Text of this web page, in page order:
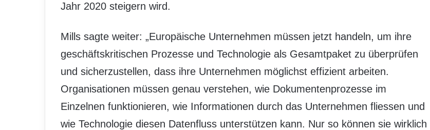
Jahr 2020 steigern wird.
Mills sagte weiter: „Europäische Unternehmen müssen jetzt handeln, um ihre
geschäftskritischen Prozesse und Technologie als Gesamtpaket zu überprüfen
und sicherzustellen, dass ihre Unternehmen möglichst effizient arbeiten.
Organisationen müssen genau verstehen, wie Dokumentenprozesse im
Einzelnen funktionieren, wie Informationen durch das Unternehmen fliessen und
wie Technologie diesen Datenfluss unterstützen kann. Nur so können sie wirklich